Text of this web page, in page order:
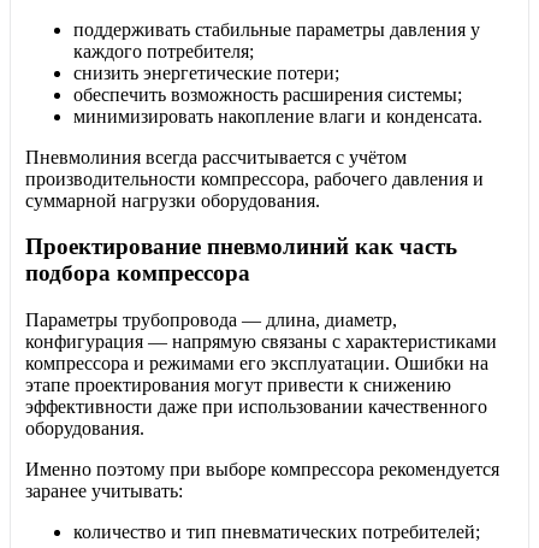
поддерживать стабильные параметры давления у
каждого потребителя;
снизить энергетические потери;
обеспечить возможность расширения системы;
минимизировать накопление влаги и конденсата.
Пневмолиния всегда рассчитывается с учётом
производительности компрессора, рабочего давления и
суммарной нагрузки оборудования.
Проектирование пневмолиний как часть
подбора компрессора
Параметры трубопровода — длина, диаметр,
конфигурация — напрямую связаны с характеристиками
компрессора и режимами его эксплуатации. Ошибки на
этапе проектирования могут привести к снижению
эффективности даже при использовании качественного
оборудования.
Именно поэтому при выборе компрессора рекомендуется
заранее учитывать:
количество и тип пневматических потребителей;